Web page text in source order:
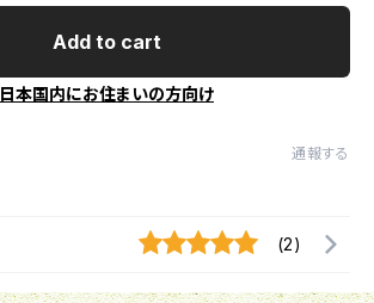
Add to cart
日本国内にお住まいの方向け
通報する
(2)